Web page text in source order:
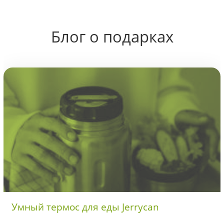
Блог о подарках
Умный термос для еды Jerrycan